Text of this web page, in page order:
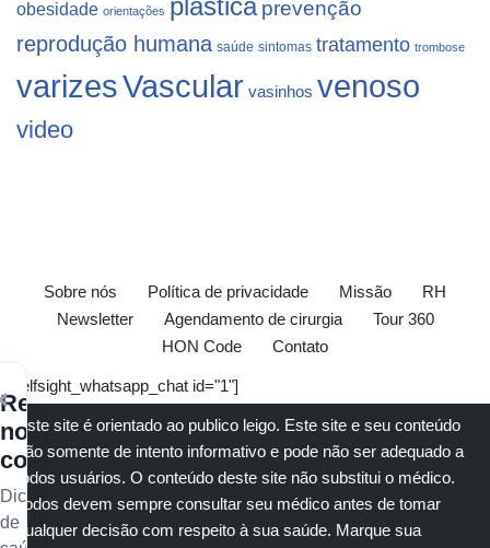
obesidade orientações plástica prevenção
reprodução humana saúde sintomas tratamento trombose
varizesVascular vasinhos venoso
video
Sobre nós Política de privacidade Missão
RH
Newsletter
Agendamento de cirurgia
Tour 360
HON Code
Contato
[elfsight_whatsapp_chat id="1"]
Este site é orientado ao publico leigo. Este site e seu conteúdo
são somente de intento informativo e pode não ser adequado a
todos usuários. O conteúdo deste site não substitui o médico.
Todos devem sempre consultar seu médico antes de tomar
qualquer decisão com respeito à sua saúde. Marque sua
Receba
nossos
conteúdos
Dicas
de